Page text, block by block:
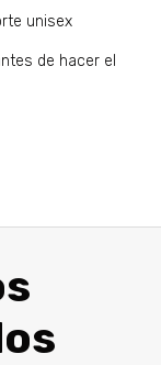
unisex
de hacer el